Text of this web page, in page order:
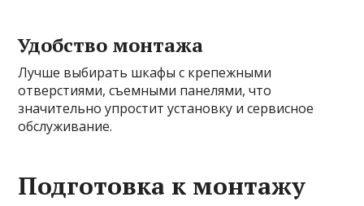
Удобство монтажа
Лучше выбирать шкафы с крепежными
отверстиями, съемными панелями, что
значительно упростит установку и сервисное
обслуживание.
Подготовка к монтажу